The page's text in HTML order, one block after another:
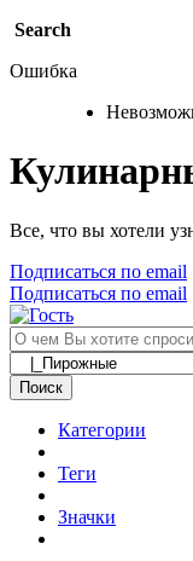
Search
Ошибка
Все, что вы хотели
Подписаться по email
Подписаться по email
Поиск
Категории
Теги
Значки